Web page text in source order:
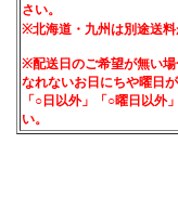
さい。
※北海道・九州は別途送料
※配送日のご希望が無い
なれないお日にちや曜日
「○日以外」「○曜日以外
い。